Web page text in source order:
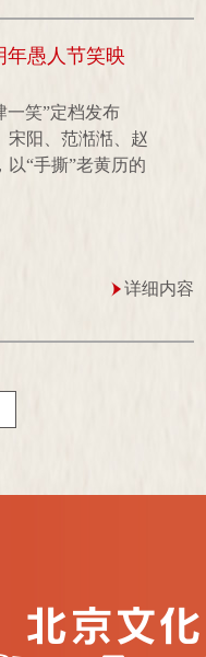
年愚人节笑映
一笑”定档发布
宋阳、范湉湉、赵
“手撕”老黄历的
详细内容